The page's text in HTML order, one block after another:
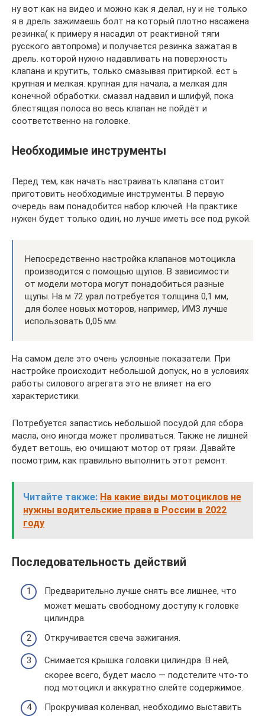
ну вот как на видео и можно как я делал, ну и не только
я в дрель зажимаешь болт на который плотно насажена
резинка( к примеру я насадил от реактивной тяги
русского автопрома) и получается резинка зажатая в
дрель. которой нужно надавливать на поверхность
клапана и крутить, только смазывая притиркой. ест ь
крупная и мелкая. крупная для начала, а мелкая для
конечной обработки. смазал надавил и шлифуй, пока
блестящая полоса во весь клапан не пойдёт и
соответственно на головке.
Необходимые инструменты
Перед тем, как начать настраивать клапана стоит
приготовить необходимые инструменты. В первую
очередь вам понадобится набор ключей. На практике
нужен будет только один, но лучше иметь все под рукой.
Непосредственно настройка клапанов мотоцикла
производится с помощью щупов. В зависимости
от модели мотора могут понадобиться разные
щупы. На м 72 урал потребуется толщина 0,1 мм,
для более новых моторов, например, ИМЗ лучше
использовать 0,05 мм.
На самом деле это очень условные показатели. При
настройке происходит небольшой допуск, но в условиях
работы силового агрегата это не влияет на его
характеристики.
Потребуется запастись небольшой посудой для сбора
масла, оно иногда может проливаться. Также не лишней
будет ветошь, ею очищают мотор от грязи. Давайте
посмотрим, как правильно выполнить этот ремонт.
Читайте также: На какие виды мотоциклов не
нужны водительские права в России в 2022
году
Последовательность действий
Предварительно лучше снять все лишнее, что
может мешать свободному доступу к головке
цилиндра.
Откручивается свеча зажигания.
Снимается крышка головки цилиндра. В ней,
скорее всего, будет масло — подстелите что-то
под мотоцикл и аккуратно слейте содержимое.
Прокручивая коленвал, необходимо выставить